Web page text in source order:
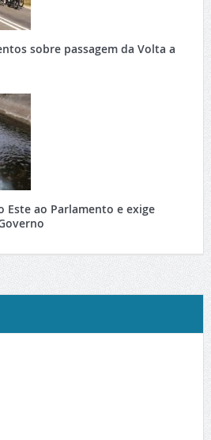
sobre passagem da Volta a
Este ao Parlamento e exige